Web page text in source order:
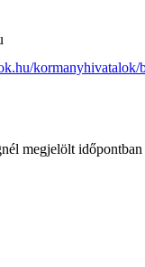
kormanyhivatalok/
megjelölt időpontban